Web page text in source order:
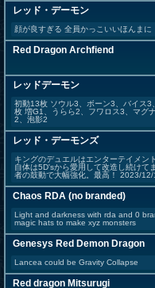
レッド・デーモン
顔が良すぎる 全員かっこいいほんまに
Red Dragon Archfiend
レッドデーモン
初動13枚 ソウル3、ボーン3、バイス
枚 増G1、うらら2、フワロス3、マグ
2、泡影2
レッド・デーモンズ
キングのデュエルはエンターテイメン
自体は5D'sから愛用して改造し続け
者の鼓動で大幅強化。最高！ 2023/
Chaos RDA (no branded)
Light and darkness with rda and 0
magic hats to make xyz monsters
Genesys Red Demon Dragon
Lancea could be Gravity Collapse
Red dragon Mitsurugi